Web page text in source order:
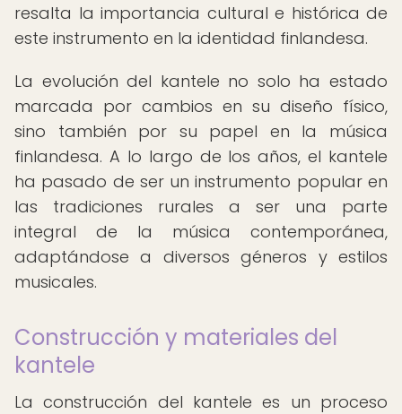
resalta la importancia cultural e histórica de
este instrumento en la identidad finlandesa.
La evolución del kantele no solo ha estado
marcada por cambios en su diseño físico,
sino también por su papel en la música
finlandesa. A lo largo de los años, el kantele
ha pasado de ser un instrumento popular en
las tradiciones rurales a ser una parte
integral de la música contemporánea,
adaptándose a diversos géneros y estilos
musicales.
Construcción y materiales del
kantele
La construcción del kantele es un proceso